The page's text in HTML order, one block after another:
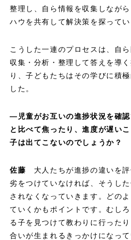
整理し、自ら情報を収集しなが
ハウを共有して解決策を探ってい
こうした一連のプロセスは、自
収集・分析・整理して答えを導
り、子どもたちはその学びに積
した。
― 児童がお互いの進捗状況を確
と比べて焦ったり、進度が遅い
子は出てこないのでしょうか？
佐藤
大人たちが進捗の違いを
劣をつけていなければ、そうし
されなくなっていきます。どの
ていくかもポイントです。むし
る子を見つけて教わりに行った
合いが生まれるきっかけになって